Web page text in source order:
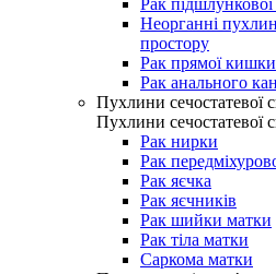
Рак підшлункової
Неорганні
простору
Рак прямої кишки
Рак анального
Пухлини сечостатевої
Пухлини сечостатевої
Рак нирки
Рак
Рак яєчка
Рак яєчників
Рак шийки матки
Рак тіла матки
Саркома матки